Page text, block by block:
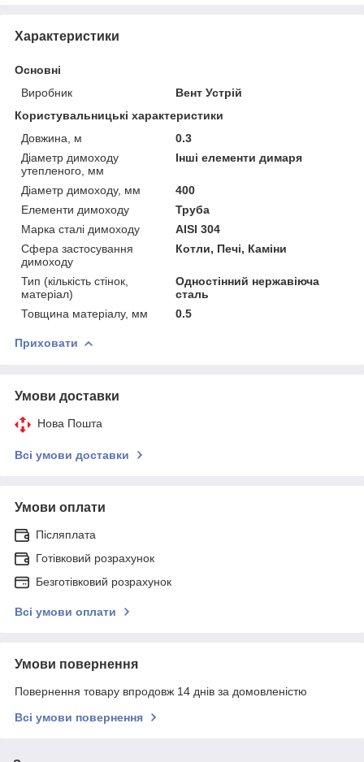
Характеристики
Основні
Виробник
Вент Устрій
Користувальницькі характеристики
Довжина, м
0.3
Діаметр димоходу
утепленого, мм
Інші елементи димаря
Діаметр димоходу, мм
400
Елементи димоходу
Труба
Марка сталі димоходу
AISI 304
Сфера застосування
димоходу
Котли, Печі, Каміни
Тип (кількість стінок,
матеріал)
Одностінний нержавіюча
сталь
Товщина матеріалу, мм
0.5
Приховати
Умови доставки
Нова Пошта
Всі умови доставки
Умови оплати
Післяплата
Готівковий розрахунок
Безготівковий розрахунок
Всі умови оплати
Умови повернення
Повернення товару впродовж 14 днів за домовленістю
Всі умови повернення